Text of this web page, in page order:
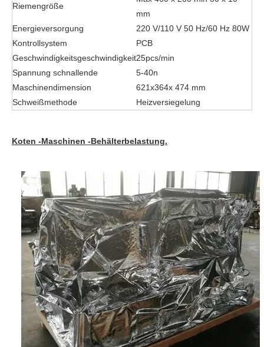
Riemengröße
mm
Energieversorgung
220 V/110 V 50 Hz/60 Hz 80W
Kontrollsystem
PCB
Geschwindigkeitsgeschwindigkeit25pcs/min
Spannung schnallende
5-40n
Maschinendimension
621x364x 474 mm
Schweißmethode
Heizversiegelung
Koten -Maschinen -Behälterbelastung.